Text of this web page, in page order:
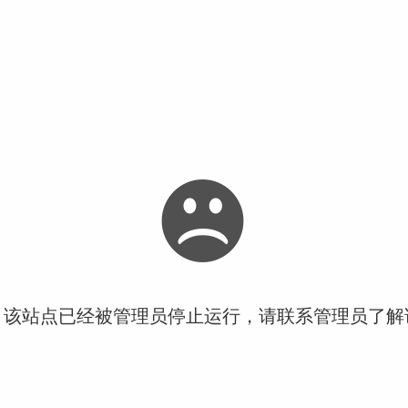
站点已经被管理员停止运行，请联系管理员了